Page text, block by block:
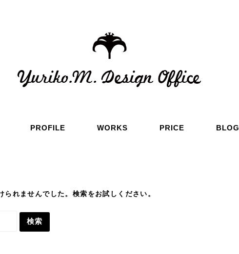
PROFILE WORKS PRICE BLOG
れませんでした。検索をお試しください。